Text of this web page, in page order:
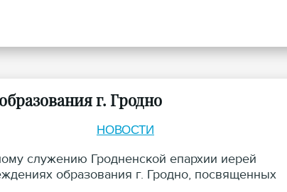
г. Гродно
НОВОСТИ
служению Гродненской епархии иерей
образования г. Гродно, посвященных